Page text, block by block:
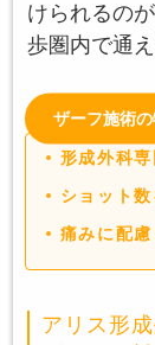
けられるの
歩圏内で通え
ザーフ施術
形成外科
ショット
痛みに配
アリス形